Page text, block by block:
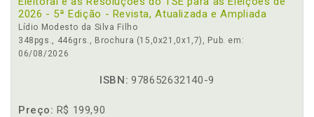
2026 - 5ª Edição - Revista, Atualizada e Ampliada
Lídio Modesto da Silva Filho
348pgs., 446grs., Brochura (15,0x21,0x1,7), Pub. em:
06/08/2026
ISBN: 978652632140-9
Preço: R$ 199,90